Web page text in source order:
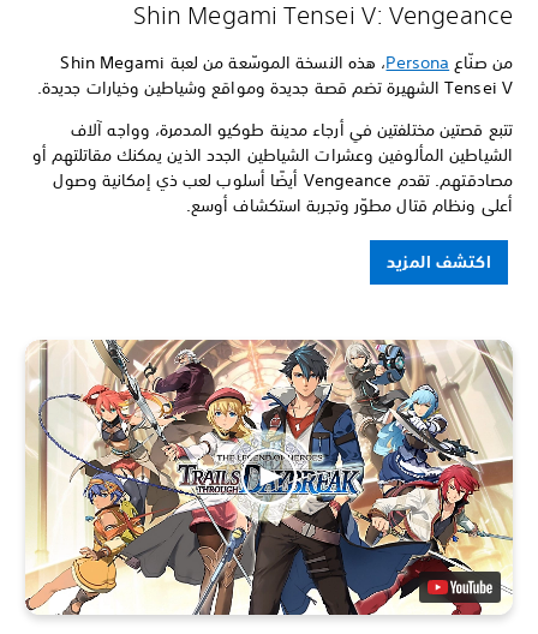
Shin Megami Tensei V: Vengeance
من صنّاع Persona
، هذه النسخة الموسّعة من لعبة Shin Megami
Tensei V الشهيرة تضم قصة جديدة ومواقع وشياطين وخيارات جديدة.
تتبع قصتين مختلفتين في أرجاء مدينة طوكيو المدمرة، وواجه آلاف
الشياطين المألوفين وعشرات الشياطين الجدد الذين يمكنك مقاتلتهم أو
مصادقتهم. تقدم Vengeance أيضًا أسلوب لعب ذي إمكانية وصول
أعلى ونظام قتال مطوّر وتجربة استكشاف أوسع.
اكتشف المزيد